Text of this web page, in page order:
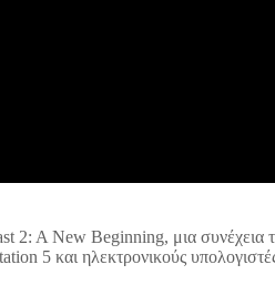
A New Beginning, μια συνέχεια
5 και ηλεκτρονικούς